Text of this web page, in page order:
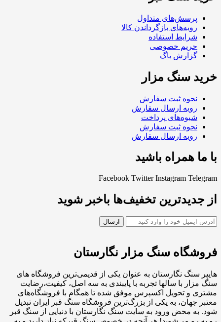
پرسش‌های متداول
رویه‌های بازگرداندن کالا
شرایط استفاده
حریم خصوصی
گزارش باگ
خرید سنگ مزار
نحوه ثبت سفارش
رویه ارسال سفارش
شیوه‌های پرداخت
نحوه ثبت سفارش
رویه ارسال سفارش
با ما همراه باشید
Facebook Twitter Instagram Telegram
از جدیدترین تخفیف‌ها باخبر شوید
فروشگاه سنگ مزار نگارستان
هایپر سنگ نگارستان به عنوان یکی از قدیمی‌ترین فروشگاه های
سنگ مزار با سالها تجربه با پایبندی به سه اصل، کیفیت،رضایت
مشتری و تحویل اکسپرس موفق شده تا همگام با فروشگاه‌های
معتبر جهان، به یکی از بزرگ‌ترین فروشگاه سنگ قبر ایران تبدیل
شود. به محض ورود به سایت سنگ نگارستان با دنیایی از سنگ قبر